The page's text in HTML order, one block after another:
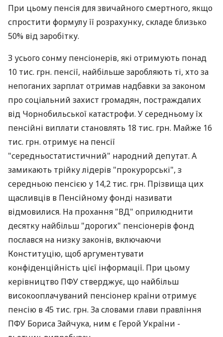
При цьому пенсія для звичайного смертного, якщо
спростити формулу її розрахунку, складе близько
50% від заробітку.
З усього сонму пенсіонерів, які отримують понад
10 тис. грн. пенсії, найбільше заробляють ті, хто за
непоганих зарплат отримав надбавки за законом
про соціальний захист громадян, постраждалих
від Чорнобильської катастрофи. У середньому їх
пенсійні виплати становлять 18 тис. грн. Майже 16
тис. грн. отримує на пенсії
"середньостатистичний" народний депутат. А
замикають трійку лідерів "прокурорські", з
середньою пенсією у 14,2 тис. грн. Прізвища цих
щасливців в Пенсійному фонді називати
відмовилися. На прохання "ВД" оприлюднити
десятку найбільш "дорогих" пенсіонерів фонд
послався на низку законів, включаючи
Конституцію, щоб аргументувати
конфіденційність цієї інформації. При цьому
керівництво ПФУ стверджує, що найбільш
високооплачуваний пенсіонер країни отримує
пенсію в 45 тис. грн. За словами глави правління
ПФУ Бориса Зайчука, ним є Герой України -